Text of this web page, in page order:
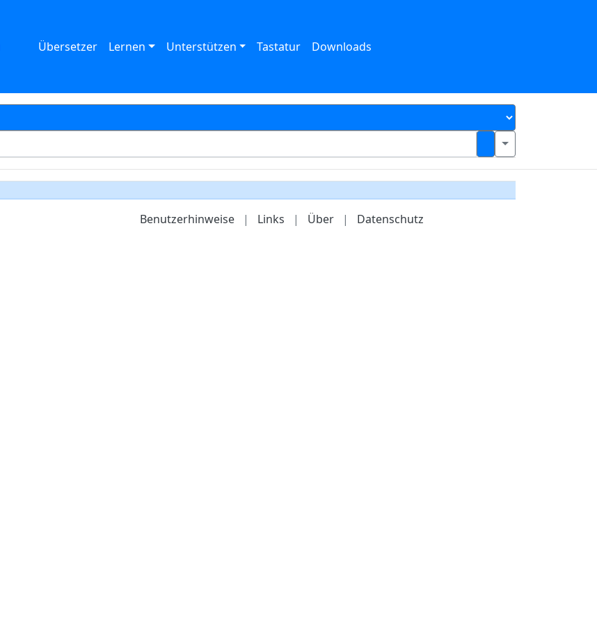
Übersetzer Lernen Unterstützen Tastatur Downloads
Benutzerhinweise | Links | Über | Datenschutz